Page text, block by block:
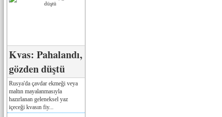
Kvas: Pahalandı,
gözden düştü
Rusya'da çavdar ekmeği veya
maltın mayalanmasıyla
hazırlanan geleneksel yaz
içeceği kvasın fiy...